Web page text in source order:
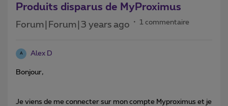
Produits disparus de MyProximus
Forum|Forum|3 years ago 1 commentaire
A Alex D
Bonjour,
Je viens de me connecter sur mon compte Myproximus et je